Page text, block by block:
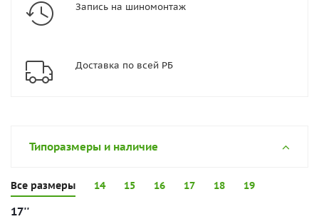
Запись на шиномонтаж
Доставка по всей РБ
Типоразмеры и наличие
Все размеры 14 15 16 17 18 19
17''